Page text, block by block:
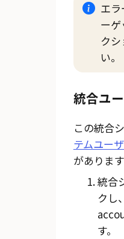
エ
ー
ク
い。
統合ユ
この統合
テムユー
がありま
統合
クし
す。